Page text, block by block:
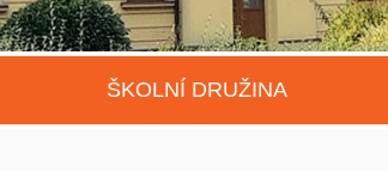
ŠKOLNÍ DRUŽINA